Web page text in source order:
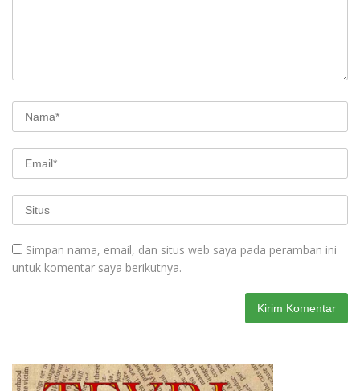
Simpan nama, email, dan situs web saya pada peramban ini
untuk komentar saya berikutnya.